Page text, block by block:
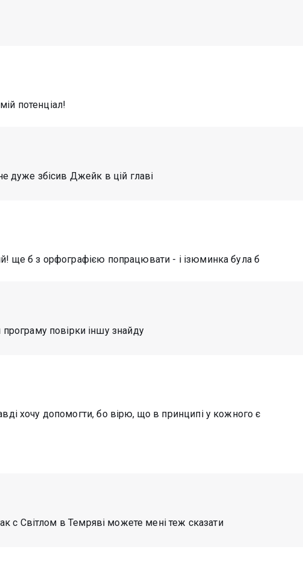
потенціал!
дуже збісив Джейк в цій главі
ще б з орфографією попрацювати - і ізюминка була б
повірки іншу знайду
хочу допомогти, бо вірю, що в принципі у кожного є
с Світлом в Темряві можете мені теж сказати